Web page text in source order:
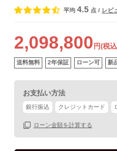
平均 4.5 点 / レビ
2,098,800 円(税
送料無料 2年保証 ローン可 新
お支払い方法
銀行振込 クレジットカード
ローン金額を計算する